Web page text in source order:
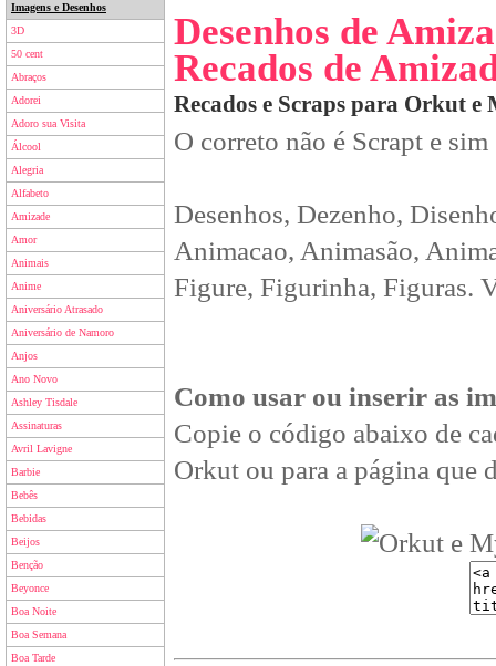
Imagens e Desenhos
3D
50 cent
Abraços
Adorei
Adoro sua Visita
Álcool
Alegria
Alfabeto
Amizade
Amor
Animais
Anime
Aniversário Atrasado
Aniversário de Namoro
Anjos
Ano Novo
Ashley Tisdale
Assinaturas
Avril Lavigne
Barbie
Bebês
Bebidas
Beijos
Benção
Beyonce
Boa Noite
Boa Semana
Boa Tarde
Desenhos de
Recados de
Recados e Scraps para Orkut e
O correto não é Scrapt e
Desenhos, Dezenho,
Animacao, Animasão,
Figure, Figurinha, Figuras.
Como usar ou inserir as
Copie o código abaixo de
Orkut ou para a página que